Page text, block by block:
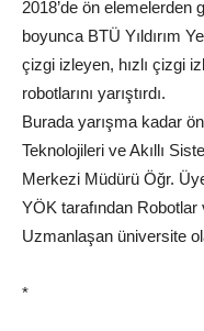
2018’de ön elemelerden
boyunca BTÜ Yıldırım
çizgi izleyen, hızlı çizgi
robotlarını yarıştırdı.
Burada yarışma kadar
Teknolojileri ve Akıllı
Merkezi Müdürü Öğr.
YÖK tarafından Robotlar
Uzmanlaşan üniversite
*